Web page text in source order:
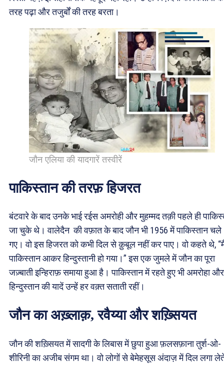
तरह पढ़ा और तजुर्बों की तरह बरता।
जौन एलिया की यादगारें तस्वीरें
पाकिस्तान की तरफ़ हिजरत
बंटवारे के बाद उनके भाई रईस अमरोही और मुहम्मद तक़ी पहले ही
जा चुके थे। वालेदैन की वफ़ात के बाद जौन भी 1956 में पाकिस्तान चले
गए। वो इस हिजरत को कभी दिल से क़ुबूल नहीं कर पाए। वो कहते थे,
पाकिस्तान आकर हिन्दुस्तानी हो गया।” इस एक जुमले में जौन का पूरा
जज़्बाती इन्‍हिराफ़ समाया हुआ है। पाकिस्तान में रहते हुए भी अमरोहा और
हिन्दुस्तान की यादें उन्हें हर वक़्त सताती रहीं।
जौन का अख़्लाक़, रवैय्या और शख़्सियत
जौन की शख़्सियत में सादगी के लिबास में छुपा हुआ फ़लसफ़ाना तुर्श-ओ-
शीरिनी का अजीब संगम था। वो लोगों से बेमेहसूस अंदाज़ में दिल लगा